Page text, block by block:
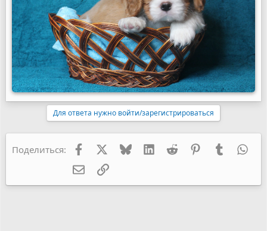
Для ответа нужно войти/зарегистрироваться
Поделиться: Facebook BlueskyLinkedInReddit PinterestTumblr
Электронная почта
Ссылка